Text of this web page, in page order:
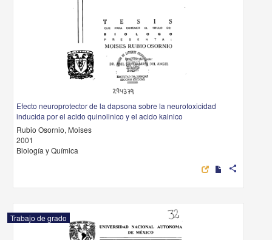
Efecto neuroprotector de la dapsona sobre la neurotoxicidad
inducida por el acido quinolinico y el acido kainico
Rubio Osornio, Moises
2001
Biología y Química
share
Trabajo de grado